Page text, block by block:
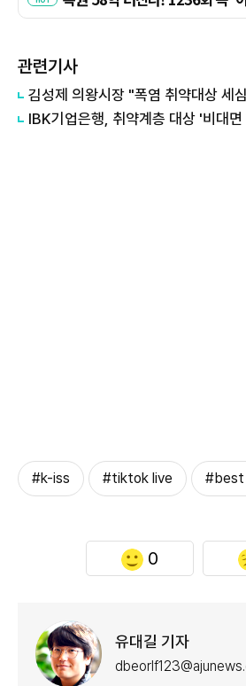
관련기사
#k-iss #tiktok live #best
0
유대길 기자